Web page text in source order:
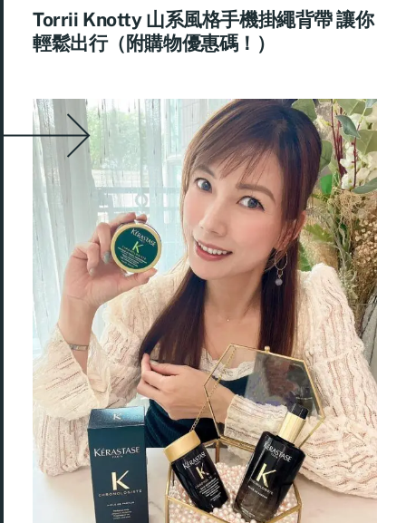
Torrii Knotty 山系風格手機掛繩背帶 讓你
輕鬆出行（附購物優惠碼！）